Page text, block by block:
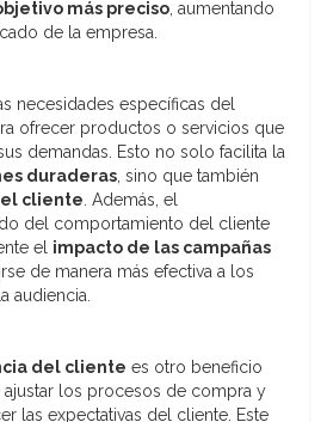
más preciso, aumentando
de la empresa.
necesidades específicas del
ofrecer productos o servicios que
demandas. Esto no solo facilita la
duraderas, sino que también
cliente. Además, el
del comportamiento del cliente
el impacto de las campañas
de manera más efectiva a los
audiencia.
del cliente es otro beneficio
ajustar los procesos de compra y
las expectativas del cliente. Este